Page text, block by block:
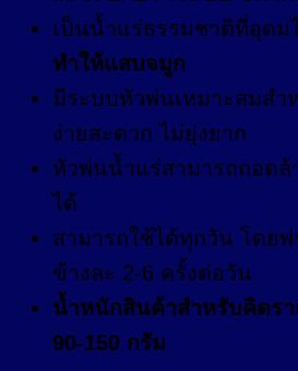
เป็นน้ำแร่ธรรมชาติที่อุดม
ทำให้แสบจมูก
มีระบบหัวพ่นเหมาะสมสำ
ง่ายสะดวก ไม่ยุ่งยาก
หัวพ่นน้ำแร่สามารถถอดล้
ได้
สามารถใช้ได้ทุกวัน โดยพ่
ข้างละ 2-6 ครั้งต่อวัน
น้ำหนักสินค้าสำหรับคิดร
90-150 กรัม